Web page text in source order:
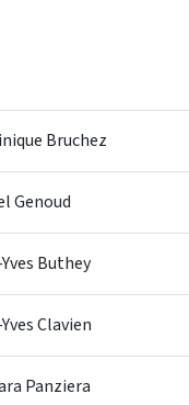
Bruchez
Genoud
Buthey
Clavien
Panziera